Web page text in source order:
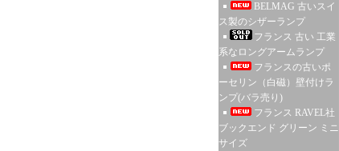
BELMAG 古いスイ
ス製のシザーランプ
フランス 古い 工業
系なロングアームランプ
フランスの古いポ
ーセリン（白磁）壁付けラ
ンプ(バラ売り)
フランス RAVEL社
ブックエンド グリーン ミニ
サイズ